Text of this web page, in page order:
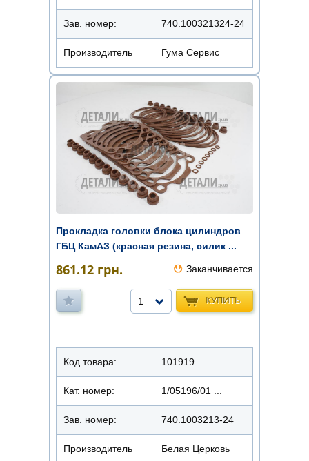
Зав. номер: 740.100321324-24
Производитель Гума Сервис
Прокладка головки блока цилиндров
ГБЦ КамАЗ (красная резина, силик ...
861.12 грн. Заканчивается
КУПИТЬ
1
Код товара: 101919
Кат. номер: 1/05196/01 ...
Зав. номер: 740.1003213-24
Производитель Белая Церковь